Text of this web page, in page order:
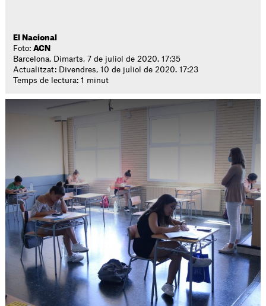
El Nacional
Foto:ACN
Barcelona. Dimarts, 7 de juliol de 2020. 17:35
Actualitzat: Divendres, 10 de juliol de 2020. 17:23
Temps de lectura: 1 minut